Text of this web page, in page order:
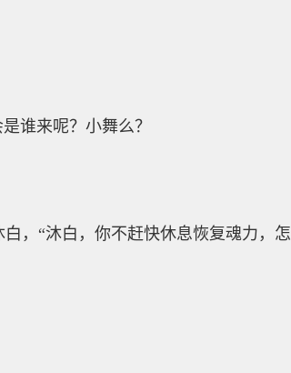
谁来呢？小舞么？
，“沐白，你不赶快休息恢复魂力，